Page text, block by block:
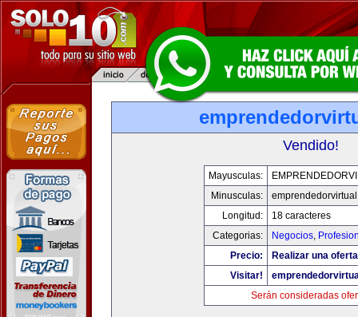
Vendido!
Mayusculas:
Minusculas:
Longitud:
18 caracteres
Categorias:
Negocios,
Precio:
Realizar una
Visitar!
Serán consideradas